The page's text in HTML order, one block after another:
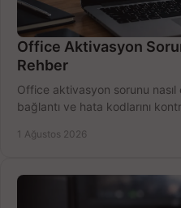
Office Aktivasyon
Rehber
Office aktivasyon sorunu nasıl
bağlantı ve hata kodlarını
1 Ağustos 2026